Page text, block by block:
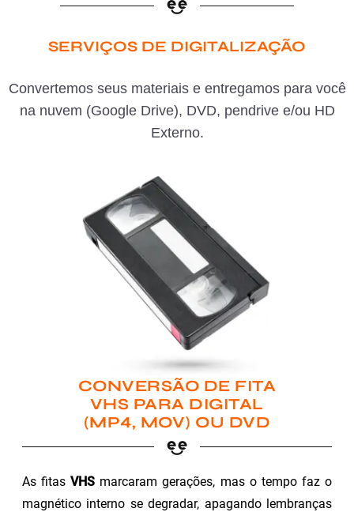
SERVIÇOS DE DIGITALIZAÇÃO
Convertemos seus materiais e entregamos para você
na nuvem (Google Drive), DVD, pendrive e/ou HD
Externo.
CONVERSÃO DE FITA
VHS PARA DIGITAL
(MP4, MOV) OU DVD
As fitasVHS marcaram gerações, mas o tempo faz o
magnético interno se degradar, apagando lembranças